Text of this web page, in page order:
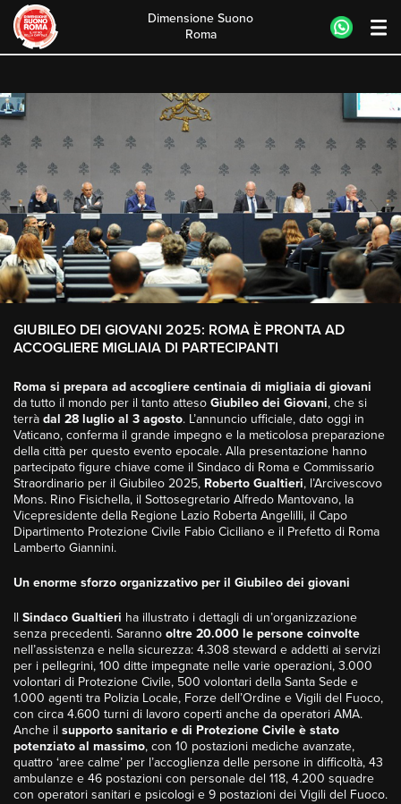
content
Dimensione Suono
Roma
GIUBILEO DEI GIOVANI 2025: ROMA È PRONTA AD
ACCOGLIERE MIGLIAIA DI PARTECIPANTI
Roma si prepara ad accogliere centinaia di migliaia di giovani
da tutto il mondo per il tanto atteso Giubileo dei Giovani, che si
terrà dal 28 luglio al 3 agosto. L’annuncio ufficiale, dato oggi in
Vaticano, conferma il grande impegno e la meticolosa preparazione
della città per questo evento epocale. Alla presentazione hanno
partecipato figure chiave come il Sindaco di Roma e Commissario
Straordinario per il Giubileo 2025, Roberto Gualtieri, l’Arcivescovo
Mons. Rino Fisichella, il Sottosegretario Alfredo Mantovano, la
Vicepresidente della Regione Lazio Roberta Angelilli, il Capo
Dipartimento Protezione Civile Fabio Ciciliano e il Prefetto di Roma
Lamberto Giannini.
Un enorme sforzo organizzativo per il Giubileo dei giovani
Il Sindaco Gualtieri ha illustrato i dettagli di un’organizzazione
senza precedenti. Saranno oltre 20.000 le persone coinvolte
nell’assistenza e nella sicurezza: 4.308 steward e addetti ai servizi
per i pellegrini, 100 ditte impegnate nelle varie operazioni, 3.000
volontari di Protezione Civile, 500 volontari della Santa Sede e
1.000 agenti tra Polizia Locale, Forze dell’Ordine e Vigili del Fuoco,
con circa 4.600 turni di lavoro coperti anche da operatori AMA.
Anche il supporto sanitario e di Protezione Civile è stato
potenziato al massimo, con 10 postazioni mediche avanzate,
quattro ‘aree calme’ per l’accoglienza delle persone in difficoltà, 43
ambulanze e 46 postazioni con personale del 118, 4.200 squadre
con operatori sanitari e psicologi e 9 postazioni dei Vigili del Fuoco.